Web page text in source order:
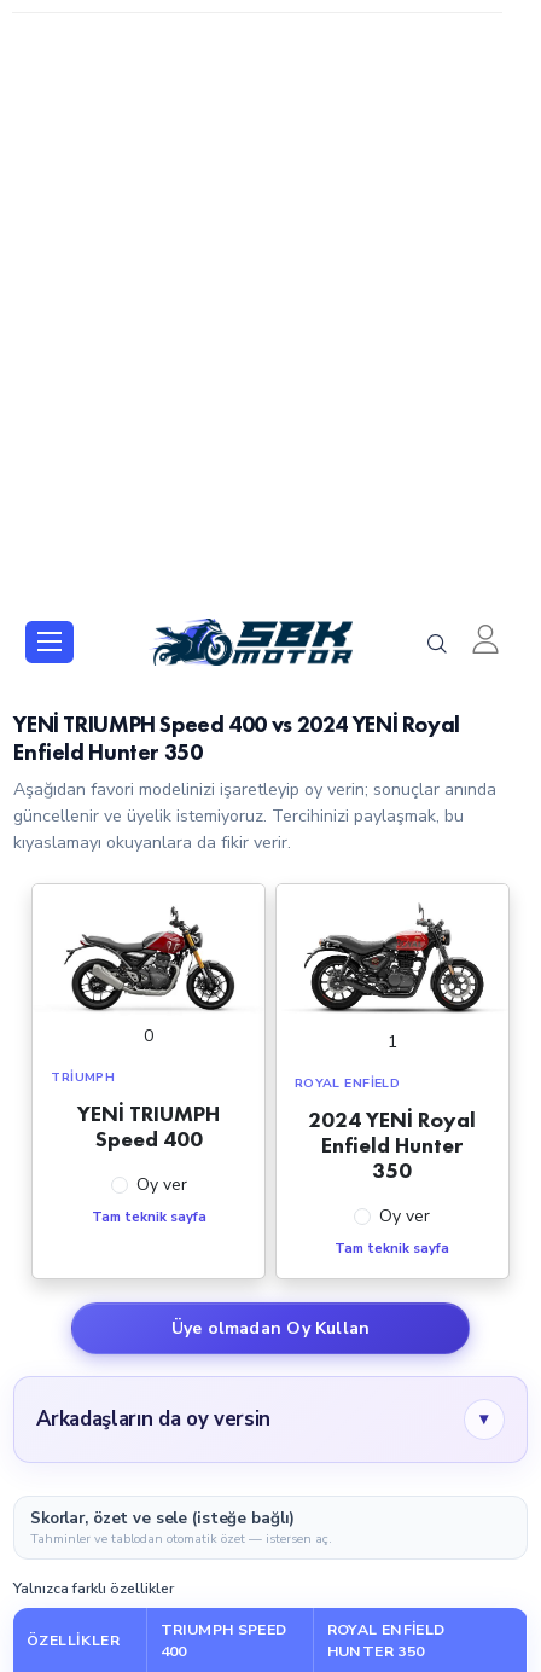
YENİ TRIUMPH Speed 400 vs 2024 YENİ Royal
Enfield Hunter 350
Aşağıdan favori modelinizi işaretleyip oy verin; sonuçlar anında
güncellenir ve üyelik istemiyoruz. Tercihinizi paylaşmak, bu
kıyaslamayı okuyanlara da fikir verir.
0
TRIUMPH
YENİ TRIUMPH
Speed 400
Oy ver
Tam teknik sayfa
1
ROYAL ENFIELD
2024 YENİ Royal
Enfield Hunter
350
Oy ver
Tam teknik sayfa
Üye olmadan Oy Kullan
Arkadaşların da oy versin ▾
Skorlar, özet ve sele (isteğe bağlı)
Tahminler ve tablodan otomatik özet — istersen aç.
Yalnızca farklı özellikler
ÖZELLIKLER
TRIUMPH SPEED
400
ROYAL ENFIELD
HUNTER 350